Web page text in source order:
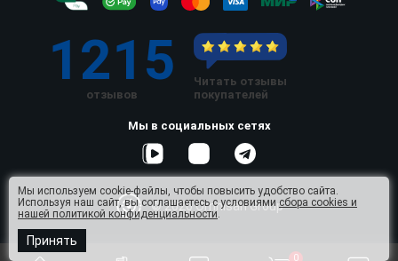
0
1215
отзывов
Читать отзывы
покупателей
Мы в социальных сетях
© 2026 Omnisan Group
Мы используем cookie-файлы, чтобы повысить удобство сайта.
Используя наш сайт, вы соглашаетесь с условиямисбора cookies и
нашей политикой конфиденциальности.
Принять